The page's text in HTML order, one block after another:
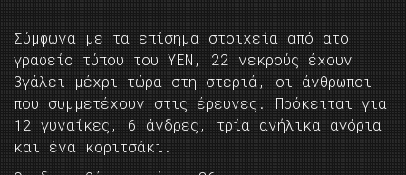
Σύμφωνα με τα επίσημα στοιχεία από ατο
γραφείο τύπου του ΥΕΝ, 22 νεκρούς έχουν
βγάλει μέχρι τώρα στη στεριά, οι άνθρωποι
που συμμετέχουν στις έρευνες. Πρόκειται για
12 γυναίκες, 6 άνδρες, τρία ανήλικα αγόρια
και ένα κοριτσάκι.